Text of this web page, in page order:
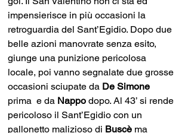
impensierisce in più occasioni la
retroguardia del Sant’Egidio. Dopo due
belle azioni manovrate senza esito,
giunge una punizione pericolosa
locale, poi vanno segnalate due grosse
occasioni sciupate da De Simone
prima  e da Nappo dopo. Al 43’ si rende
pericoloso il Sant’Egidio con un
pallonetto malizioso di Buscè ma